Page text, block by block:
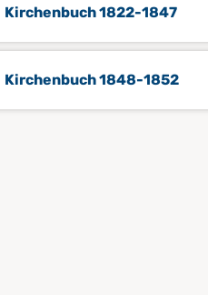
Kirchenbuch 1822-1847
Kirchenbuch 1848-1852